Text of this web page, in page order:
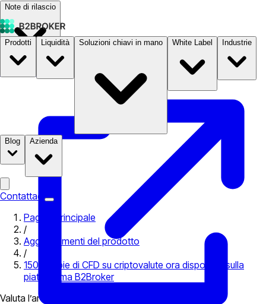
Note di rilascio
PrezziB2STORE
Prodotti Liquidità Soluzioni chiavi in mano White Label Industrie
Blog Azienda
Contattaci
Pagina principale
/
Aggiornamenti del prodotto
/
150 coppie di CFD su criptovalute ora disponibili sulla
piattaforma B2Broker
Valuta l’articolo